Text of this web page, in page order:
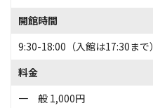
開館時間
9:30-18:00（入館は17:30まで）
料金
一 般 1,000円